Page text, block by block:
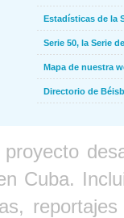
Estadísticas de la
Serie 50, la Serie
Mapa de nuestra
Directorio de
Cuba.